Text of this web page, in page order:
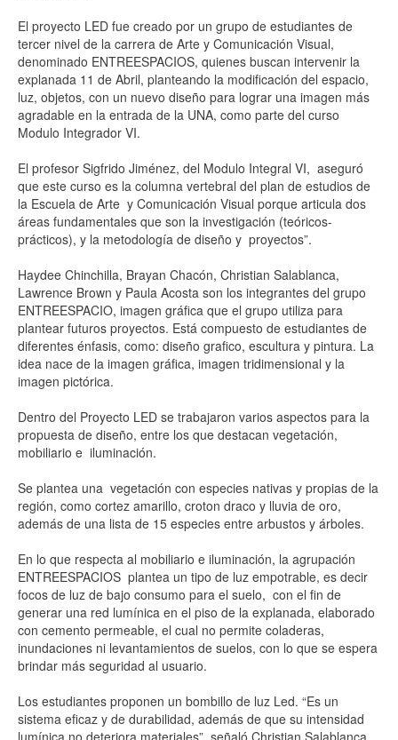
El proyecto LED fue creado por un grupo de estudiantes de
tercer nivel de la carrera de Arte y Comunicación Visual,
denominado ENTREESPACIOS, quienes buscan intervenir la
explanada 11 de Abril, planteando la modificación del espacio,
luz, objetos, con un nuevo diseño para lograr una imagen más
agradable en la entrada de la UNA, como parte del curso
Modulo Integrador VI.
El profesor Sigfrido Jiménez, del Modulo Integral VI, aseguró
que este curso es la columna vertebral del plan de estudios de
la Escuela de Arte y Comunicación Visual porque articula dos
áreas fundamentales que son la investigación (teóricos-
prácticos), y la metodología de diseño y proyectos”.
Haydee Chinchilla, Brayan Chacón, Christian Salablanca,
Lawrence Brown y Paula Acosta son los integrantes del grupo
ENTREESPACIO, imagen gráfica que el grupo utiliza para
plantear futuros proyectos. Está compuesto de estudiantes de
diferentes énfasis, como: diseño grafico, escultura y pintura. La
idea nace de la imagen gráfica, imagen tridimensional y la
imagen pictórica.
Dentro del Proyecto LED se trabajaron varios aspectos para la
propuesta de diseño, entre los que destacan vegetación,
mobiliario e iluminación.
Se plantea una vegetación con especies nativas y propias de la
región, como cortez amarillo, croton draco y lluvia de oro,
además de una lista de 15 especies entre arbustos y árboles.
En lo que respecta al mobiliario e iluminación, la agrupación
ENTREESPACIOS plantea un tipo de luz empotrable, es decir
focos de luz de bajo consumo para el suelo, con el fin de
generar una red lumínica en el piso de la explanada, elaborado
con cemento permeable, el cual no permite coladeras,
inundaciones ni levantamientos de suelos, con lo que se espera
brindar más seguridad al usuario.
Los estudiantes proponen un bombillo de luz Led. “Es un
sistema eficaz y de durabilidad, además de que su intensidad
lumínica no deteriora materiales”, señaló Christian Salablanca,